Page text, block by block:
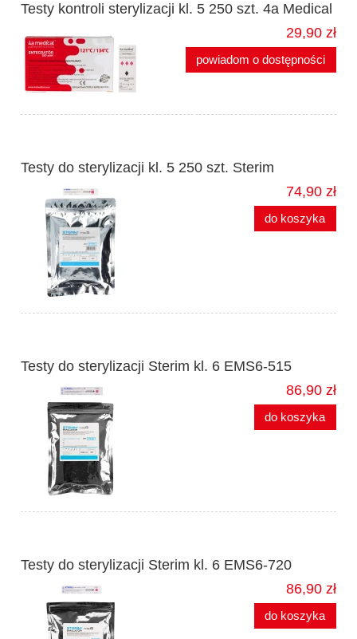
Testy kontroli sterylizacji kl. 5 250 szt. 4a Medical
29,90 zł
powiadom o dostępności
Testy do sterylizacji kl. 5 250 szt. Sterim
74,90 zł
do koszyka
Testy do sterylizacji Sterim kl. 6 EMS6-515
86,90 zł
do koszyka
Testy do sterylizacji Sterim kl. 6 EMS6-720
86,90 zł
do koszyka